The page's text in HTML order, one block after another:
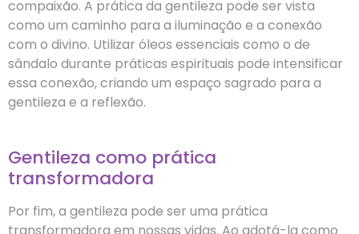
compaixão. A prática da gentileza pode ser vista
como um caminho para a iluminação e a conexão
com o divino. Utilizar óleos essenciais como o de
sândalo durante práticas espirituais pode intensificar
essa conexão, criando um espaço sagrado para a
gentileza e a reflexão.
Gentileza como prática
transformadora
Por fim, a gentileza pode ser uma prática